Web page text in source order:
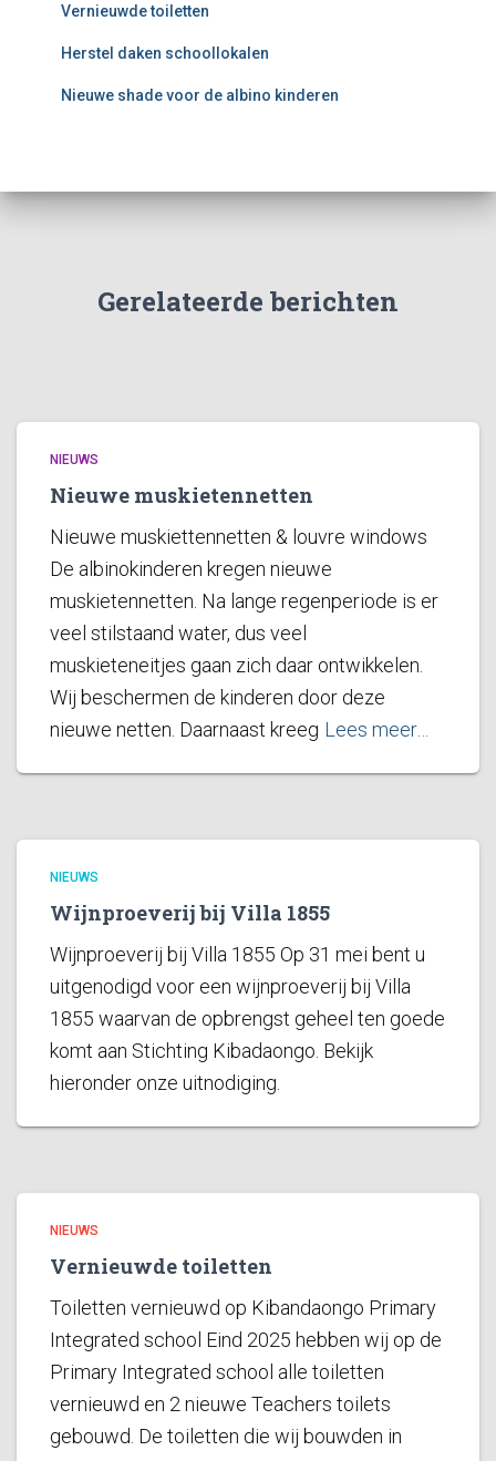
Vernieuwde toiletten
Herstel daken schoollokalen
Nieuwe shade voor de albino kinderen
Gerelateerde berichten
NIEUWS
Nieuwe muskietennetten
Nieuwe muskiettennetten & louvre windows
De albinokinderen kregen nieuwe
muskietennetten. Na lange regenperiode is er
veel stilstaand water, dus veel
muskieteneitjes gaan zich daar ontwikkelen.
Wij beschermen de kinderen door deze
nieuwe netten. Daarnaast kreeg Lees meer…
NIEUWS
Wijnproeverij bij Villa 1855
Wijnproeverij bij Villa 1855 Op 31 mei bent u
uitgenodigd voor een wijnproeverij bij Villa
1855 waarvan de opbrengst geheel ten goede
komt aan Stichting Kibadaongo. Bekijk
hieronder onze uitnodiging.
NIEUWS
Vernieuwde toiletten
Toiletten vernieuwd op Kibandaongo Primary
Integrated school Eind 2025 hebben wij op de
Primary Integrated school alle toiletten
vernieuwd en 2 nieuwe Teachers toilets
gebouwd. De toiletten die wij bouwden in